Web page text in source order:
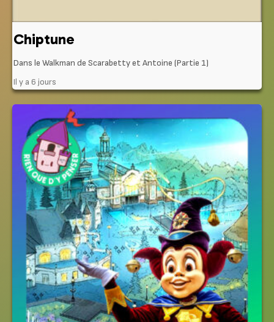
Chiptune
Dans le Walkman de Scarabetty et Antoine (Partie 1)
Il y a 6 jours